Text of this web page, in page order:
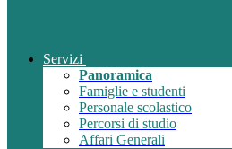
Servizi
Panoramica
Famiglie e studenti
Personale scolastico
Percorsi di studio
Affari Generali